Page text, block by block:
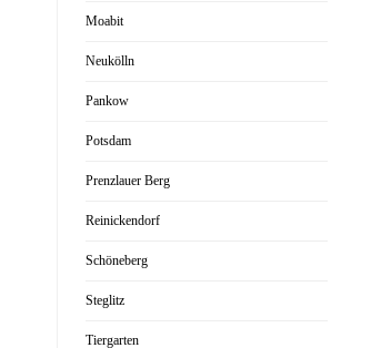
Moabit
Neukölln
Pankow
Potsdam
Prenzlauer Berg
Reinickendorf
Schöneberg
Steglitz
Tiergarten